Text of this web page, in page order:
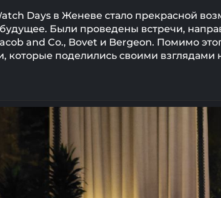
Days в Женеве стало прекрасной
Были проведены встречи,
and Co., Bovet и Bergeon. Помимо
которые поделились своими